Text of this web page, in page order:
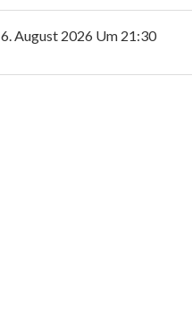
6. August 2026 Um 21:30